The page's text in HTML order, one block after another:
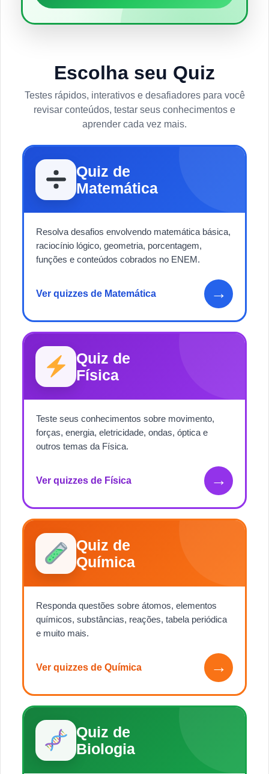
Escolha seu Quiz
Testes rápidos, interativos e desafiadores para você
revisar conteúdos, testar seus conhecimentos e
aprender cada vez mais.
Quiz de
Matemática
Resolva desafios envolvendo matemática básica,
raciocínio lógico, geometria, porcentagem,
funções e conteúdos cobrados no ENEM.
Ver quizzes de Matemática →
Quiz de
Física
Teste seus conhecimentos sobre movimento,
forças, energia, eletricidade, ondas, óptica e
outros temas da Física.
Ver quizzes de Física →
Quiz de
Química
Responda questões sobre átomos, elementos
químicos, substâncias, reações, tabela periódica
e muito mais.
Ver quizzes de Química →
Quiz de
Biologia